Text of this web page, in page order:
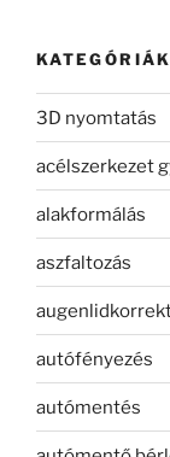
KATEGÓRIÁK
3D nyomtatás
acélszerkezet
alakformálás
aszfaltozás
autófényezés
autómentés